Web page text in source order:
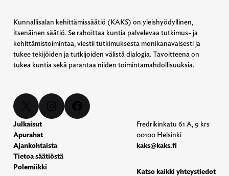
Kunnallisalan kehittämissäätiö (KAKS) on yleishyödyllinen,
itsenäinen säätiö. Se rahoittaa kuntia palvelevaa tutkimus- ja
kehittämistoimintaa, viestii tutkimuksesta monikanavaisesti ja
tukee tekijöiden ja tutkijoiden välistä dialogia. Tavoitteena on
tukea kuntia sekä parantaa niiden toimintamahdollisuuksia.
X Instagram Facebook
Julkaisut
Apurahat
Ajankohtaista
Tietoa säätiöstä
Polemiikki
Fredrikinkatu 61 A, 9 krs
00100 Helsinki
kaks@kaks.fi
Katso kaikki yhteystiedot